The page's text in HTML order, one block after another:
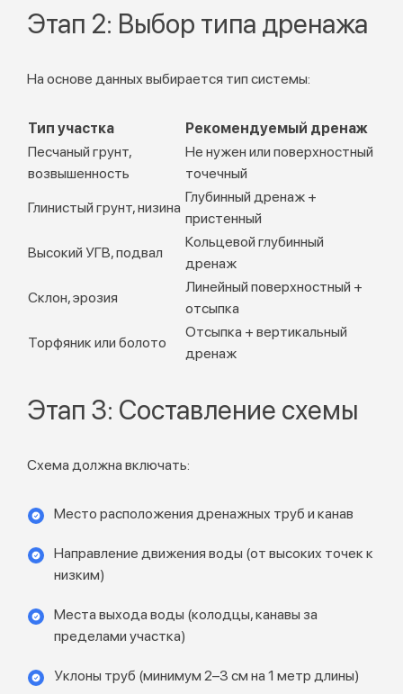
Этап 2: Выбор типа дренажа
На основе данных выбирается тип системы:
Тип участка
Рекомендуемый дренаж
Песчаный грунт,
возвышенность
Не нужен или поверхностный
точечный
Глинистый грунт, низина
Глубинный дренаж +
пристенный
Высокий УГВ, подвал
Кольцевой глубинный
дренаж
Склон, эрозия
Линейный поверхностный +
отсыпка
Торфяник или болото
Отсыпка + вертикальный
дренаж
Этап 3: Составление схемы
Схема должна включать:
Место расположения дренажных труб и канав
Направление движения воды (от высоких точек к
низким)
Места выхода воды (колодцы, канавы за
пределами участка)
Уклоны труб (минимум 2–3 см на 1 метр длины)